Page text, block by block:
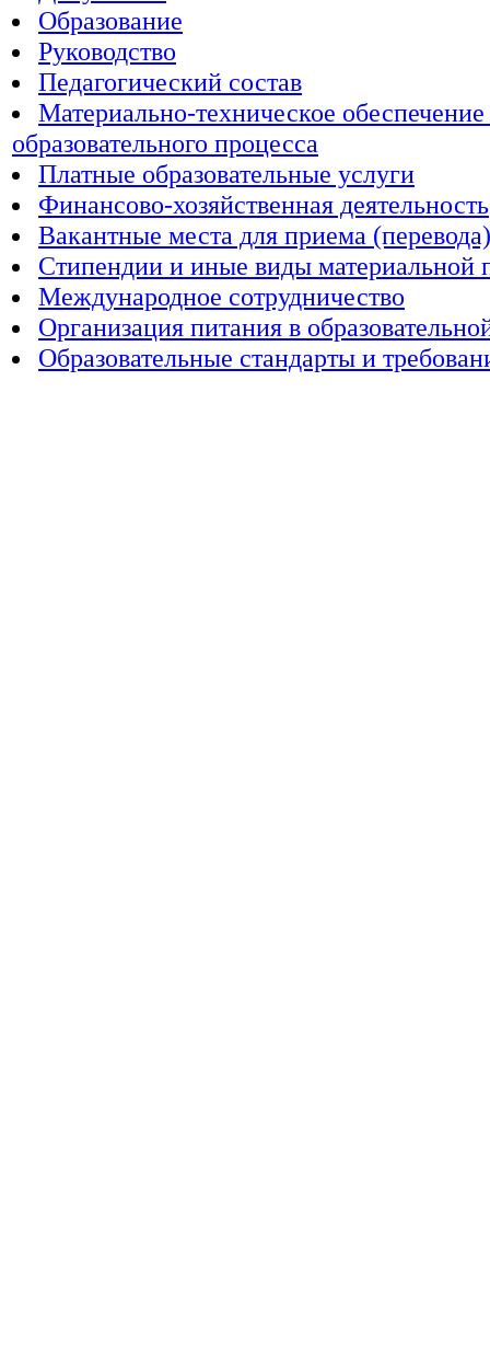
Образование
Руководство
Педагогический состав
Материально-техническое
образовательного процесса
Платные образовательные услуги
Финансово-хозяйственная деятельность
Вакантные места для приема (перевода)
Стипендии и иные виды материальной
Международное сотрудничество
Организация питания в
Образовательные стандарты и